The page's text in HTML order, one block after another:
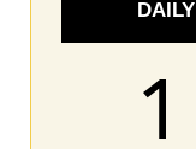
DAILY